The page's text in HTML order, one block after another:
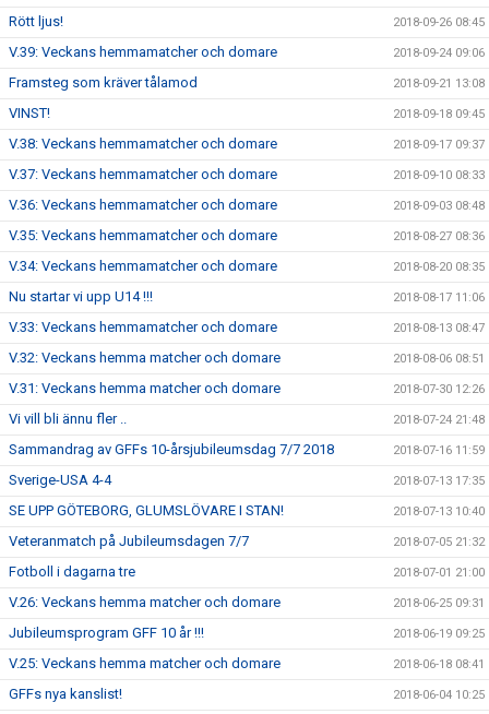
Rött ljus! 2018-09-26 08:45
V.39: Veckans hemmamatcher och domare 2018-09-24 09:06
Framsteg som kräver tålamod 2018-09-21 13:08
VINST! 2018-09-18 09:45
V.38: Veckans hemmamatcher och domare 2018-09-17 09:37
V.37: Veckans hemmamatcher och domare 2018-09-10 08:33
V.36: Veckans hemmamatcher och domare 2018-09-03 08:48
V.35: Veckans hemmamatcher och domare 2018-08-27 08:36
V.34: Veckans hemmamatcher och domare 2018-08-20 08:35
Nu startar vi upp U14 !!! 2018-08-17 11:06
V.33: Veckans hemmamatcher och domare 2018-08-13 08:47
V.32: Veckans hemma matcher och domare 2018-08-06 08:51
V.31: Veckans hemma matcher och domare 2018-07-30 12:26
Vi vill bli ännu fler .. 2018-07-24 21:48
Sammandrag av GFFs 10-årsjubileumsdag 7/7 2018 2018-07-16 11:59
Sverige-USA 4-4 2018-07-13 17:35
SE UPP GÖTEBORG, GLUMSLÖVARE I STAN! 2018-07-13 10:40
Veteranmatch på Jubileumsdagen 7/7 2018-07-05 21:32
Fotboll i dagarna tre 2018-07-01 21:00
V.26: Veckans hemma matcher och domare 2018-06-25 09:31
Jubileumsprogram GFF 10 år !!! 2018-06-19 09:25
V.25: Veckans hemma matcher och domare 2018-06-18 08:41
GFFs nya kanslist! 2018-06-04 10:25